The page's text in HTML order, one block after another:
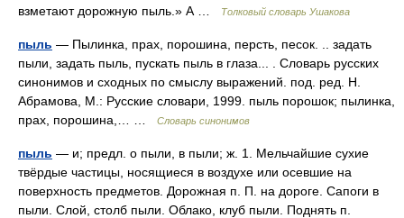
взметают дорожную пыль.» А …
Толковый словарь Ушакова
пыль — Пылинка, прах, порошина, персть, песок. .. задать
пыли, задать пыль, пускать пыль в глаза... . Словарь русских
синонимов и сходных по смыслу выражений. под. ред. Н.
Абрамова, М.: Русские словари, 1999. пыль порошок; пылинка,
прах, порошина,… …
Словарь синонимов
пыль — и; предл. о пыли, в пыли; ж. 1. Мельчайшие сухие
твёрдые частицы, носящиеся в воздухе или осевшие на
поверхность предметов. Дорожная п. П. на дороге. Сапоги в
пыли. Слой, столб пыли. Облако, клуб пыли. Поднять п.